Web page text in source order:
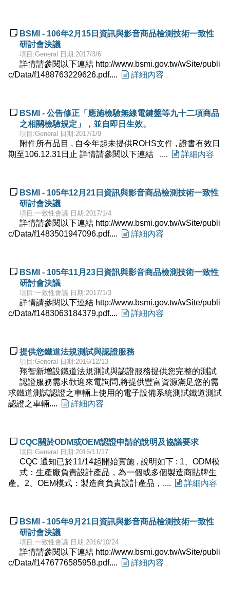
 BSMI - 106年2月15日資訊與影音商品檢測技術一致性
研討會決議
項目:General 日期:2017/3/6
詳情請參閱以下連結 http://www.bsmi.gov.tw/wSite/publi
c/Data/f1488763229626.pdf....
 詳細內容
 BSMI - 公告修正「應施檢驗無線電鍵盤等九十二項商品
之相關檢驗規定」，並自即日生效。
項目:General 日期:2017/1/9
附件所有品目 , 自今年起未提供ROHS文件 , 證書有效日
期至106.12.31日止 詳情請參閱以下連結 ....
 詳細內容
 BSMI - 105年12月21日資訊與影音商品檢測技術一致性
研討會決議
項目:一致性會議 日期:2017/1/4
詳情請參閱以下連結 http://www.bsmi.gov.tw/wSite/publi
c/Data/f1483501947096.pdf....
 詳細內容
 BSMI - 105年11月23日資訊與影音商品檢測技術一致性
研討會決議
項目:一致性會議 日期:2017/1/3
詳情請參閱以下連結 http://www.bsmi.gov.tw/wSite/publi
c/Data/f1483063184379.pdf....
 詳細內容
 提供您鐵道法規測試與認證服務
項目:General 日期:2016/12/13
翔智新增設鐵道法規測試與認證服務提供您完整的測試
認證服務需求歡迎來電詢問,將提供豐富資源滿足您的需
求鐵道測試認證之車輛上使用的電子設備系統測試鐵道測試
認證之車輛....
 詳細內容
 CQC關於ODM或OEM認證申請的說明及協議要求
項目:General 日期:2016/11/17
CQC 通知已於11/14起開始實施 , 說明如下 : 1、ODM模
式：生產廠負責設計產品，為一個或多個製造商貼牌生
產。2、OEM模式：製造商負責設計產品，....
 詳細內容
 BSMI - 105年9月21日資訊與影音商品檢測技術一致性
研討會決議
項目:一致性會議 日期:2016/10/24
詳情請參閱以下連結 http://www.bsmi.gov.tw/wSite/publi
c/Data/f1476776585958.pdf....
 詳細內容